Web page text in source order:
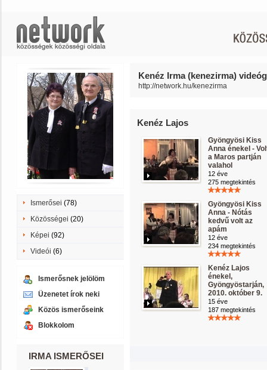
Ismerősei (78)
Közösségei (20)
Képei (92)
Videói (6)
Ismerősnek jelölöm
Üzenetet írok neki
Közös ismerőseink
Blokkolom
IRMA ISMERŐSEI
Kenéz Irma (kenezirma)
http://network.hu/kenezirma
Kenéz Lajos
Gyöngyösi Kiss
Anna énekel -
a Maros partján
valahol
12 éve
275 megtekintés
Gyöngyösi Kiss
Anna - Nótás
kedvű volt az
apám
12 éve
234 megtekintés
Kenéz Lajos
énekel,
Gyöngyöstarján,
2010. október 9.
15 éve
187 megtekintés